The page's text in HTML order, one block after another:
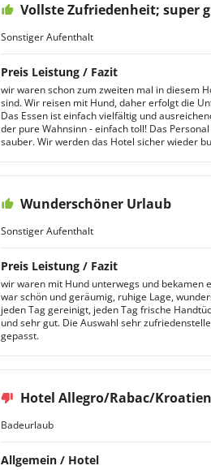
Vollste Zufriedenheit; super
Sonstiger Aufenthalt
Preis Leistung / Fazit
wir waren schon zum zweiten mal in diesem
sind. Wir reisen mit Hund, daher erfolgt die
Das Essen ist einfach vielfältig und
der pure Wahnsinn - einfach toll! Das
sauber. Wir werden das Hotel sicher wieder
Wunderschöner Urlaub
Sonstiger Aufenthalt
Preis Leistung / Fazit
wir waren mit Hund unterwegs und bekamen
war schön und geräumig, ruhige Lage,
jeden Tag gereinigt, jeden Tag frische
und sehr gut. Die Auswahl sehr
gepasst.
Hotel Allegro/Rabac/Kroatien
Badeurlaub
Allgemein / Hotel